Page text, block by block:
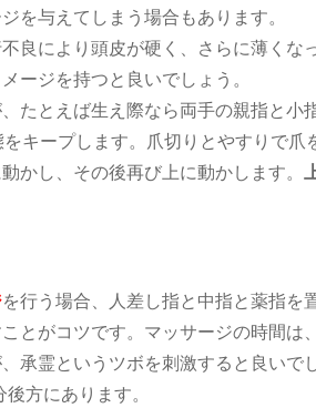
を与えてしまう場合もあります。
良により頭皮が硬く、さらに薄くな
ージを持つと良いでしょう。
たとえば生え際なら両手の親指と
キープします。爪切りとやすりで爪
かし、その後再び上に動かします。
を行う場合、人差し指と中指と薬指を
とがコツです。マッサージの時間は
承霊というツボを刺激すると良い
方にあります。